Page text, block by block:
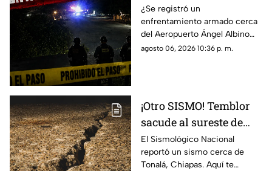
armado en el
aeropuerto Ángel
Albino Corzo? Esto
dijeron las autoridades
¿Se registró un
enfrentamiento armado cerca
del Aeropuerto Ángel Albino
Corzo? Autoridades
agosto 06, 2026 10:36 p. m.
¡Otro SISMO! Temblor
sacude al sureste de
México HOY: epicentro
y magnitud
El Sismológico Nacional
reportó un sismo cerca de
Tonalá, Chiapas. Aquí te